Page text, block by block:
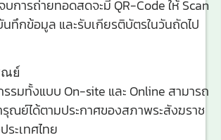
การถ่ายทอดสดจะมี QR-Code ให้ Scan
ทึกข้อมูล และรับเกียรติบัตรในวันถัดไป
ย์
รมทั้งแบบ On-site และ Online สามารถ
ณย์ได้ตามประกาศของสภาพระสังฆราช
ะเทศไทย